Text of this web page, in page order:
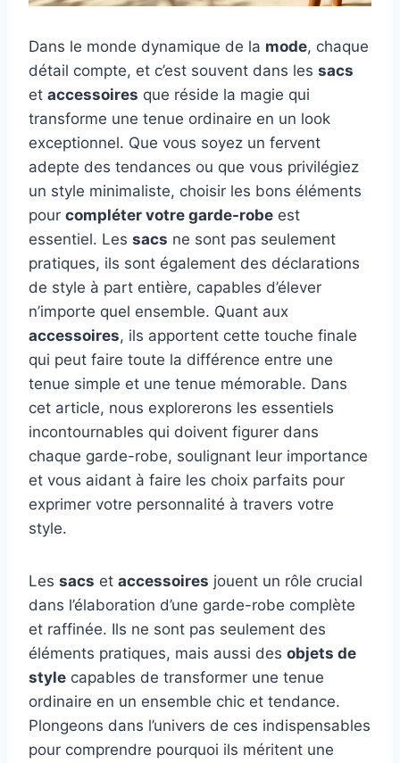
Dans le monde dynamique de la mode, chaque
détail compte, et c’est souvent dans les sacs
et accessoires que réside la magie qui
transforme une tenue ordinaire en un look
exceptionnel. Que vous soyez un fervent
adepte des tendances ou que vous privilégiez
un style minimaliste, choisir les bons éléments
pour compléter votre garde-robe est
essentiel. Les sacs ne sont pas seulement
pratiques, ils sont également des déclarations
de style à part entière, capables d’élever
n’importe quel ensemble. Quant aux
accessoires, ils apportent cette touche finale
qui peut faire toute la différence entre une
tenue simple et une tenue mémorable. Dans
cet article, nous explorerons les essentiels
incontournables qui doivent figurer dans
chaque garde-robe, soulignant leur importance
et vous aidant à faire les choix parfaits pour
exprimer votre personnalité à travers votre
style.
Les sacs et accessoires jouent un rôle crucial
dans l’élaboration d’une garde-robe complète
et raffinée. Ils ne sont pas seulement des
éléments pratiques, mais aussi des objets de
style capables de transformer une tenue
ordinaire en un ensemble chic et tendance.
Plongeons dans l’univers de ces indispensables
pour comprendre pourquoi ils méritent une